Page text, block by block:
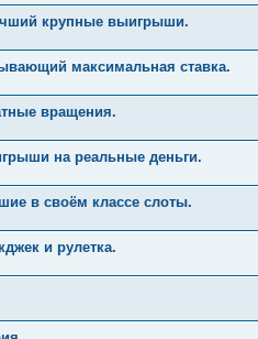
крупные выигрыши.
максимальная ставка.
вращения.
на реальные деньги.
в своём классе слоты.
и рулетка.